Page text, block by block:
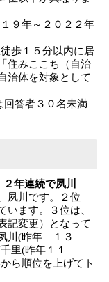
９年～２０２２年
歩１５分以内に居
住みここち（自治
治体を対象として
回答者３０名未満
年連続で夙川
夙川です。２位
います。３位は、
記変更）となって
川(昨年 １３
里(昨年１１
ら順位を上げてト